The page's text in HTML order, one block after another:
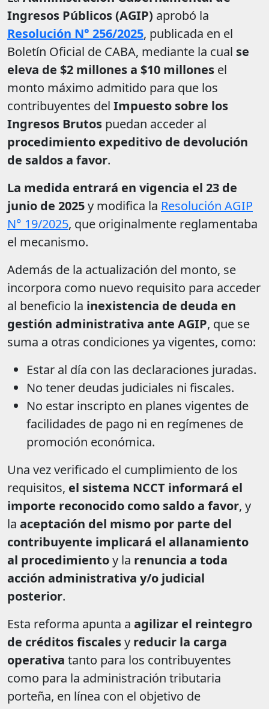
Ingresos Públicos (AGIP) aprobó la
Resolución N° 256/2025, publicada en el
Boletín Oficial de CABA, mediante la cual se
eleva de $2 millones a $10 millones el
monto máximo admitido para que los
contribuyentes del Impuesto sobre los
Ingresos Brutos puedan acceder al
procedimiento expeditivo de devolución
de saldos a favor.
La medida entrará en vigencia el 23 de
junio de 2025y modifica la Resolución AGIP
N° 19/2025, que originalmente reglamentaba
el mecanismo.
Además de la actualización del monto, se
incorpora como nuevo requisito para acceder
al beneficio la inexistencia de deuda en
gestión administrativa ante AGIP, que se
suma a otras condiciones ya vigentes, como:
Estar al día con las declaraciones juradas.
No tener deudas judiciales ni fiscales.
No estar inscripto en planes vigentes de
facilidades de pago ni en regímenes de
promoción económica.
Una vez verificado el cumplimiento de los
requisitos, el sistema NCCT informará el
importe reconocido como saldo a favor, y
la aceptación del mismo por parte del
contribuyente implicará el allanamiento
al procedimientoy la renuncia a toda
acción administrativa y/o judicial
posterior.
Esta reforma apunta a agilizar el reintegro
de créditos fiscalesy reducir la carga
operativa tanto para los contribuyentes
como para la administración tributaria
porteña, en línea con el objetivo de